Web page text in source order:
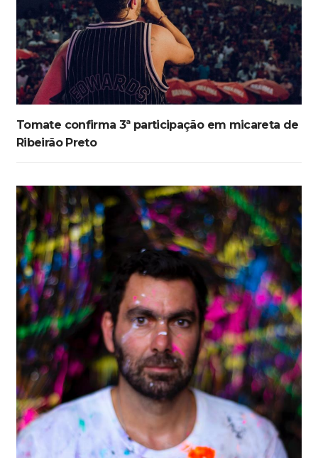
Tomate confirma 3ª participação em micareta de
Ribeirão Preto